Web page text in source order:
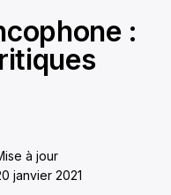
:
à jour
janvier 2021